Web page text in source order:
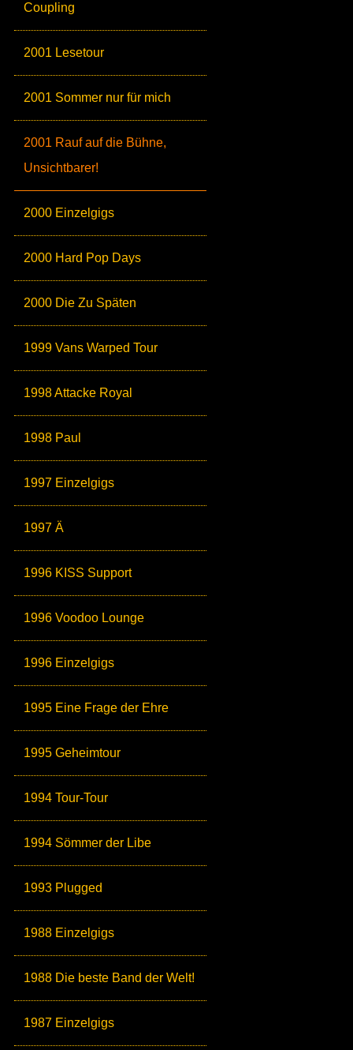
Coupling
2001 Lesetour
2001 Sommer nur für mich
2001 Rauf auf die Bühne,
Unsichtbarer!
2000 Einzelgigs
2000 Hard Pop Days
2000 Die Zu Späten
1999 Vans Warped Tour
1998 Attacke Royal
1998 Paul
1997 Einzelgigs
1997 Ä
1996 KISS Support
1996 Voodoo Lounge
1996 Einzelgigs
1995 Eine Frage der Ehre
1995 Geheimtour
1994 Tour-Tour
1994 Sömmer der Libe
1993 Plugged
1988 Einzelgigs
1988 Die beste Band der Welt!
1987 Einzelgigs